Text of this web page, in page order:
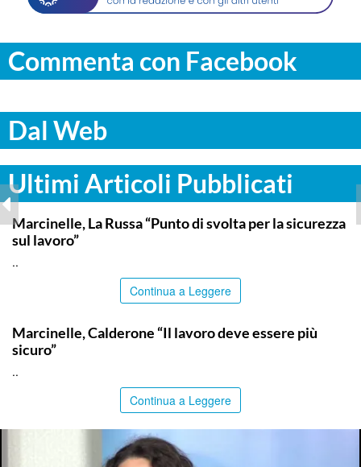
Commenta con Facebook
Dal Web
Ultimi Articoli Pubblicati
ITALPRESS
Marcinelle, La Russa “Punto di svolta per la sicurezza
sul lavoro”
..
Continua a Leggere
Marcinelle, Calderone “Il lavoro deve essere più
sicuro”
..
Continua a Leggere